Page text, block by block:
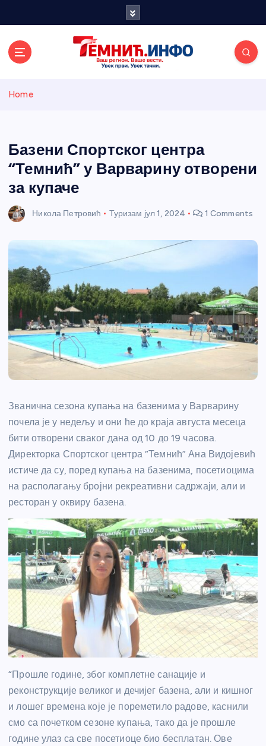
и портал
Home
Базени Спортског центра
“Темнић” у Варварину отворени
за купаче
Никола Петровић Туризам јул 1, 2024 1 Comments
Званична сезона купања на базенима у Варварину
почела је у недељу и они ће до краја августа месеца
бити отворени сваког дана од 10 до 19 часова.
Директорка Спортског центра “Темнић” Ана Видојевић
истиче да су, поред купања на базенима, посетиоцима
на располагању бројни рекреативни садржаји, али и
ресторан у оквиру базена.
“Прошле године, због комплетне санације и
реконструкције великог и дечијег базена, али и кишног
и лошег времена које је пореметило радове, каснили
смо са почетком сезоне купања, тако да је прошле
године улаз са све посетиоце био бесплатан. Ове